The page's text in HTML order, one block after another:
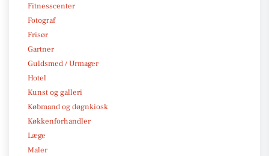
Fitnesscenter
Fotograf
Frisør
Gartner
Guldsmed / Urmager
Hotel
Kunst og galleri
Købmand og døgnkiosk
Køkkenforhandler
Læge
Maler